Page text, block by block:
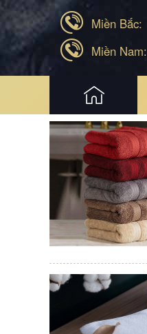
Miền Bắc:
Miền Nam: